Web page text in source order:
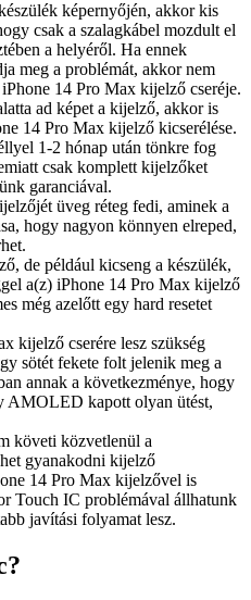
képernyőjén, akkor kis
csak a szalagkábel mozdult el
a helyéről. Ha ennek
meg a problémát, akkor nem
14 Pro Max kijelző cseréje.
ad képet a kijelző, akkor is
14 Pro Max kijelző kicserélése.
1-2 hónap után tönkre fog
csak komplett kijelzőket
garanciával.
üveg réteg fedi, aminek a
hogy nagyon könnyen elreped,
de például kicseng a készülék,
a(z) iPhone 14 Pro Max kijelző
még azelőtt egy hard resetet
kijelző cserére lesz szükség
sötét fekete folt jelenik meg a
annak a következménye, hogy
AMOLED kapott olyan ütést,
követi közvetlenül a
gyanakodni kijelző
14 Pro Max kijelzővel is
Touch IC problémával állhatunk
javítási folyamat lesz.